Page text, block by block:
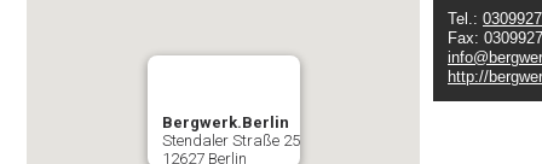
Bergwerk.Berlin
Stendaler Straße 25
12627 Berlin
Tel.:
Fax:
http://